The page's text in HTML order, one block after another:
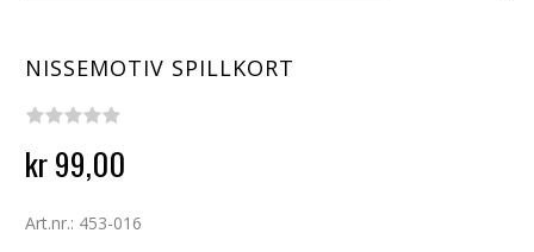
NISSEMOTIV SPILLKORT
kr 99,00
Art.nr.: 453-016